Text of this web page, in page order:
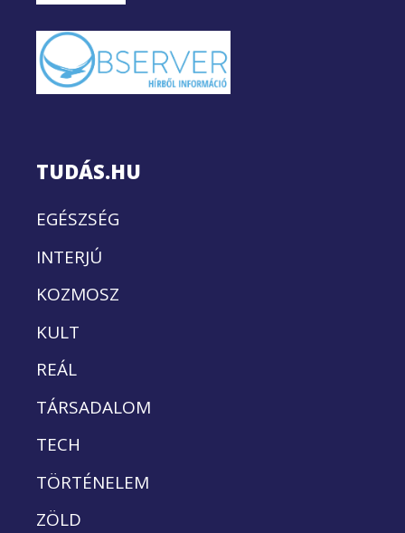
TUDÁS.HU
EGÉSZSÉG
INTERJÚ
KOZMOSZ
KULT
REÁL
TÁRSADALOM
TECH
TÖRTÉNELEM
ZÖLD